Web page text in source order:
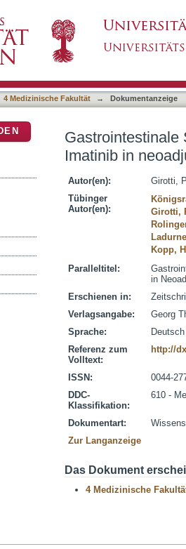
4 Medizinische Fakultät → Dokumentanzeige
Gastrointestinale
Imatinib in
Autor(en):
Girotti,
Tübinger
Autor(en):
Girotti,
Kopp,
Paralleltitel:
in
Erschienen in:
Verlagsangabe:
Georg
Sprache:
Deutsch
Referenz zum
Volltext:
http://
ISSN:
0044-
DDC-
Klassifikation:
610 -
Dokumentart:
Zur Langanzeige
Das Dokument
4 Medizinische